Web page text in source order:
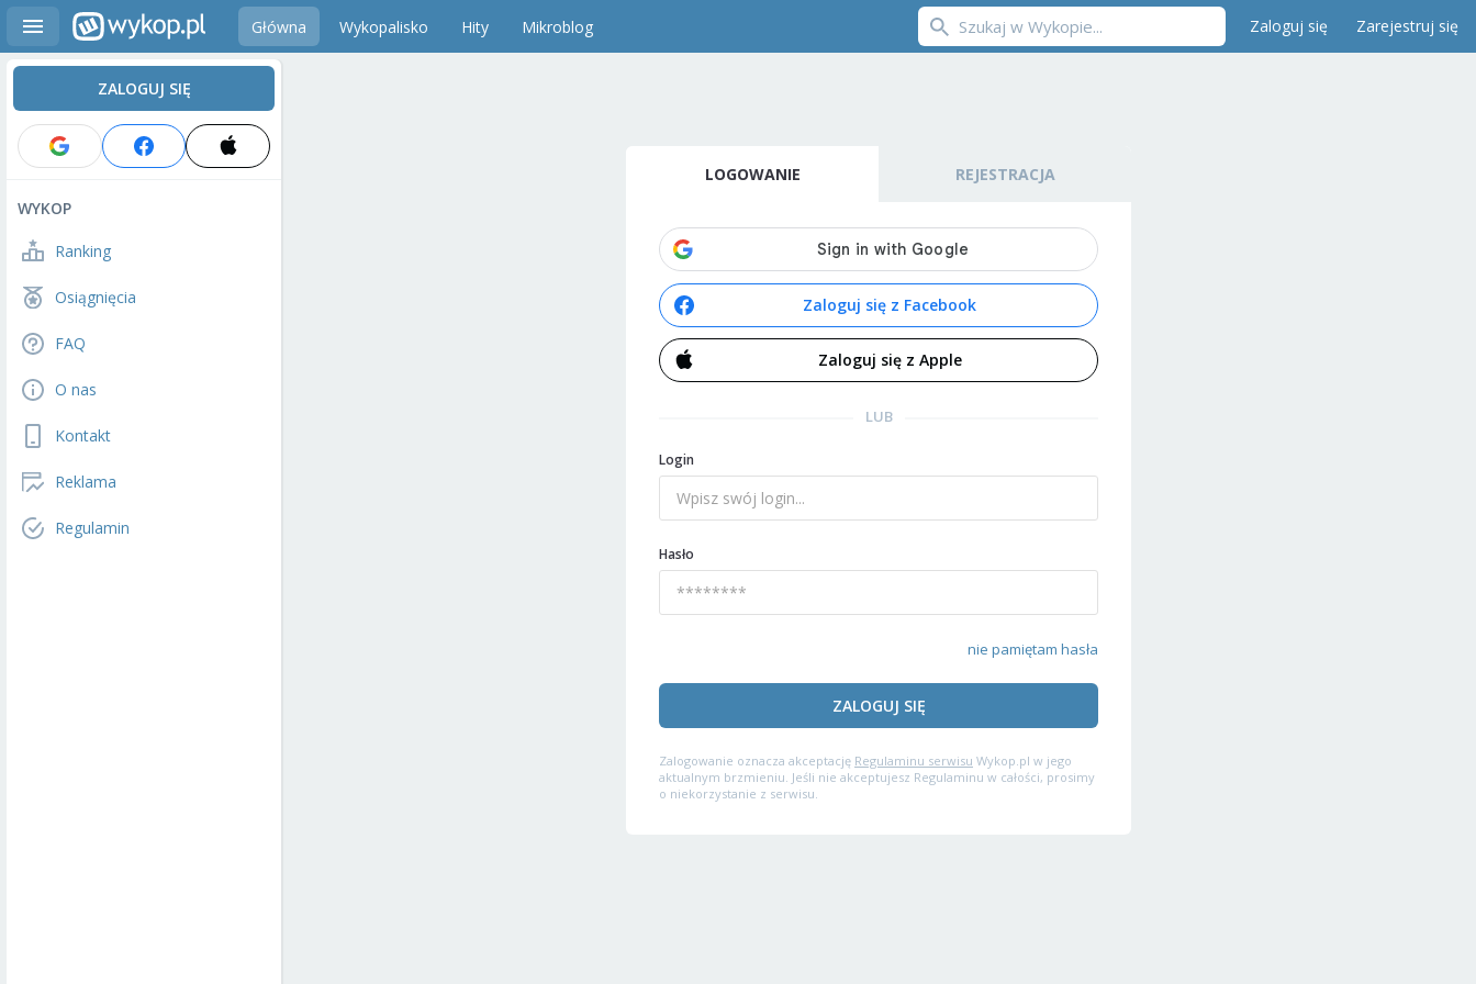
Główna Wykopalisko Hity Mikroblog Zaloguj się Zarejestruj się
ZALOGUJ SIĘ
WYKOP
Ranking
Osiągnięcia
FAQ
O nas
Kontakt
Reklama
Regulamin
LOGOWANIE REJESTRACJA
Zaloguj się z Facebook
Zaloguj się z Apple
LUB
Login
Hasło
nie pamiętam hasła
ZALOGUJ SIĘ
Zalogowanie oznacza akceptację Regulaminu serwisu Wykop.pl w jego
aktualnym brzmieniu. Jeśli nie akceptujesz Regulaminu w całości, prosimy
o niekorzystanie z serwisu.